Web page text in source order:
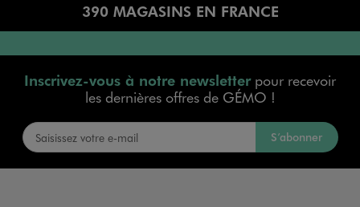
390 MAGASINS EN FRANCE
Inscrivez-vous à notre newsletterpour recevoir
les dernières offres de GÉMO !
S’abonner